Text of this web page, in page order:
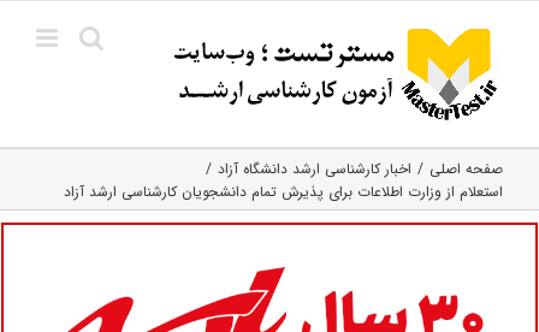
content
صفحه اصلی
اخبار کارشناسی ارشد دانشگاه آزاد
استعلام از وزارت اطلاعات برای پذیرش تمام دانشجویان کارشناسی ارشد آزاد